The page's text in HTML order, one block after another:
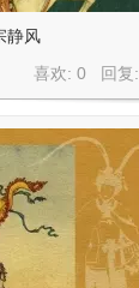
静风
喜欢: 0 回复: